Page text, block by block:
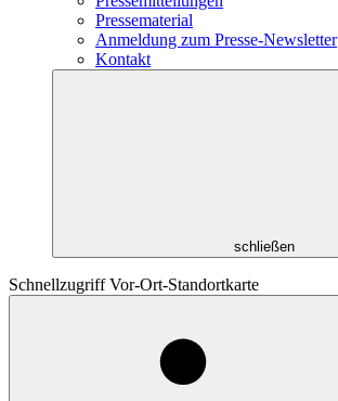
Pressematerial
Anmeldung zum Presse-Newsletter
Kontakt
schließen
Schnellzugriff Vor-Ort-Standortkarte